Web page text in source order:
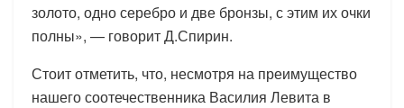
золото, одно серебро и две бронзы, с этим их очки
полны», — говорит Д.Спирин.
Стоит отметить, что, несмотря на преимущество
нашего соотечественника Василия Левита в